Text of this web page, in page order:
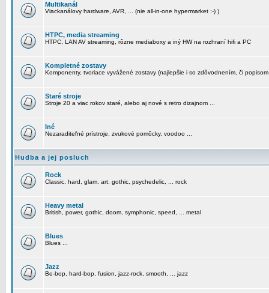
Multikanál
Viackanálovy hardware, AVR, ... (nie all-in-one hypermarket :-) )
HTPC, media streaming
HTPC, LAN AV streaming, rôzne mediaboxy a iný HW na rozhraní hifi a PC
Kompletné zostavy
Komponenty, tvoriace vyvážené zostavy (najlepšie i so zdôvodnením, či
Staré stroje
Stroje 20 a viac rokov staré, alebo aj nové s retro dizajnom ...
Iné
Nezaraditeľné prístroje, zvukové pomôcky, voodoo ...
Hudba a jej posluch
Rock
Classic, hard, glam, art, gothic, psychedelic, ... rock
Heavy metal
British, power, gothic, doom, symphonic, speed, ... metal
Blues
Blues ...
Jazz
Be-bop, hard-bop, fusion, jazz-rock, smooth, ... jazz